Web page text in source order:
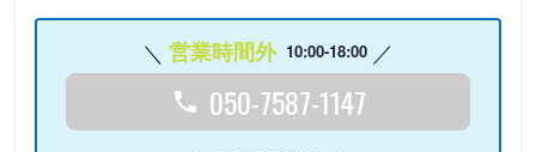
営業時間外 10:00-18:00
050-7587-1147